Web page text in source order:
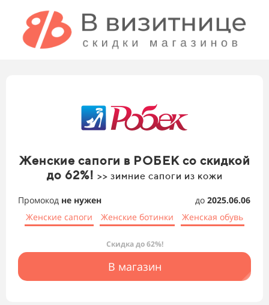
Женские сапоги в РОБЕК со скидкой
до 62%! >> зимние сапоги из кожи
Промокод не нужен до 2025.06.06
Женские сапоги
Женские ботинки Женская обувь
Скидка до 62%!
В магазин